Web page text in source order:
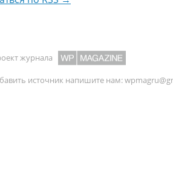
журнала
источник напишите нам: